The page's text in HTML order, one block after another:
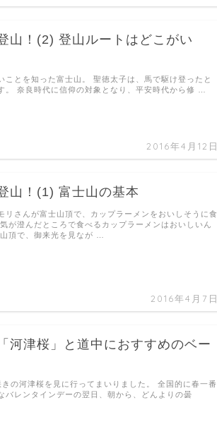
山！(2) 登山ルートはどこがい
2016年4月12日
ことを知った富士山。 聖徳太子は、馬で駆け登ったと
。 奈良時代に信仰の対象となり、平安時代から修 …
山！(1) 富士山の基本
2016年4月7日
リさんが富士山頂で、カップラーメンをおいしそうに食
が澄んだところで食べるカップラーメンはおいしいん
頂で、御来光を見なが …
河津桜」と道中におすすめのベー
の河津桜を見に行ってまいりました。 全国的に春一番
バレンタインデーの翌日、朝から、どんよりの曇